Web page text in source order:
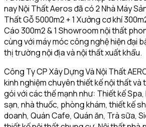
nay Nội Thất Aeros đã có 2 Nhà Máy
Thất Gỗ 5000m2 + 1 Xưởng cơ khí
Cáo 300m2 & 1 Showroom nội thất
cùng với máy móc công nghệ hiện đại
thị trường nội địa và nội thất xuất khẩu.
Công Ty CP Xây Dựng Và Nội Thất
kinh nghiệm chuyên thiết kế nội thất và
gói với các thế mạnh như: Thiết kế Spa,
sạn, nhà thuốc, phòng khám, thiết kế
doanh, Quán Cafe, Quán ăn, Trà sữa,